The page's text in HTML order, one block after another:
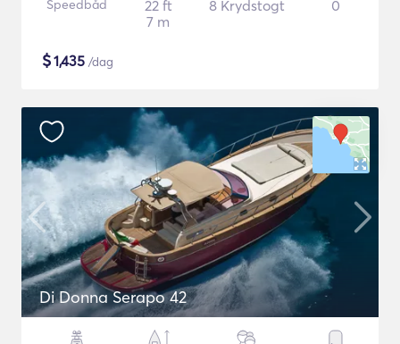
Speedbåd
22 ft
7 m
8 Krydstogt 0
$1,435 /dag
Di Donna Serapo 42